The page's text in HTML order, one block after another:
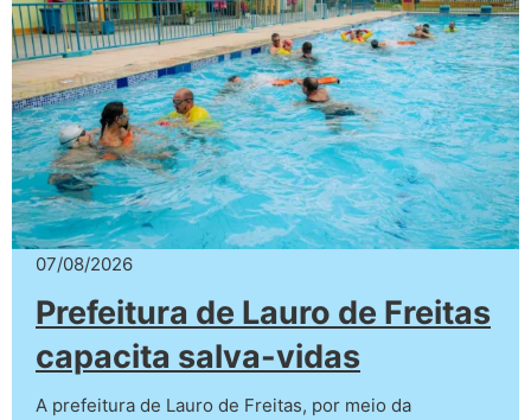
07/08/2026
Prefeitura de Lauro de Freitas
capacita salva-vidas
A prefeitura de Lauro de Freitas, por meio da